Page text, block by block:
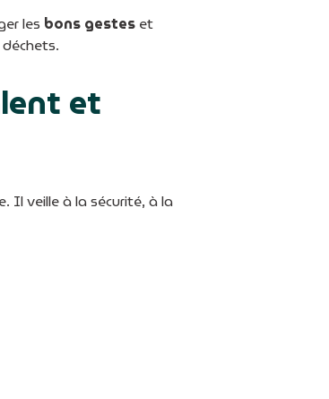
les bons gestes et
et
Il veille à la sécurité, à la